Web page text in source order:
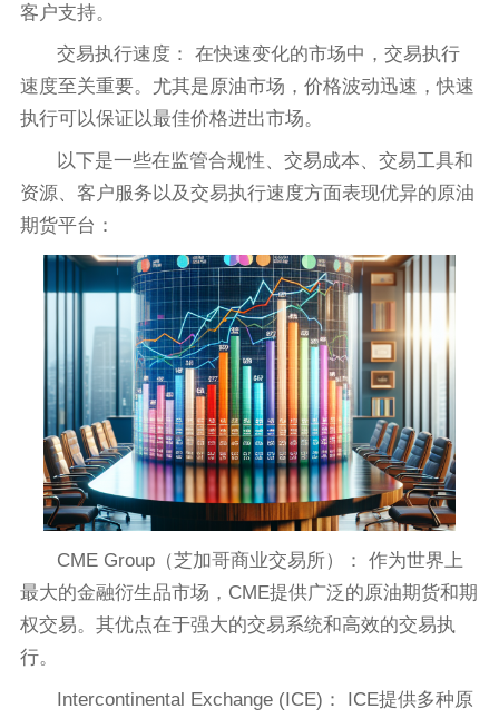
客户支持。
交易执行速度： 在快速变化的市场中，交易执行
速度至关重要。尤其是原油市场，价格波动迅速，快速
执行可以保证以最佳价格进出市场。
以下是一些在监管合规性、交易成本、交易工具和
资源、客户服务以及交易执行速度方面表现优异的原油
期货平台：
CME Group（芝加哥商业交易所）： 作为世界上
最大的金融衍生品市场，CME提供广泛的原油期货和期
权交易。其优点在于强大的交易系统和高效的交易执
行。
Intercontinental Exchange (ICE)： ICE提供多种原